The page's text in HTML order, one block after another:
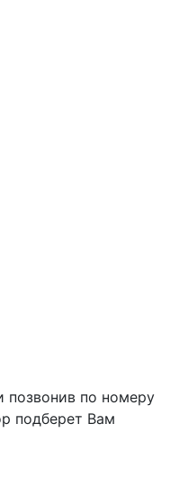
позвонив по номеру
подберет Вам